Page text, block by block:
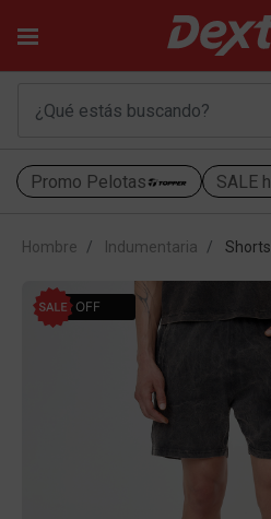
Promo Pelotas SALE
Hombre Indumentaria Shorts
30% OFF